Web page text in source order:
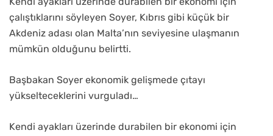
çalıştıklarını söyleyen Soyer, Kıbrıs gibi küçük bir
Akdeniz adası olan Malta’nın seviyesine ulaşmanın
mümkün olduğunu belirtti.
Başbakan Soyer ekonomik gelişmede çıtayı
yükselteceklerini vurguladı…
Kendi ayakları üzerinde durabilen bir ekonomi için